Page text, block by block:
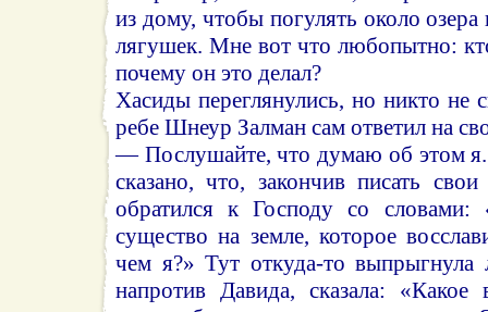
из дому, чтобы погулять около озера
лягушек. Мне вот что любопытно:
почему он это делал?
Хасиды переглянулись, но никто не
ребе Шнеур Залман сам ответил на
— Послушайте, что думаю об этом
сказано, что, закончив писать
обратился к Господу со
существо на земле, которое
чем я?» Тут откуда-то выпрыгнула
напротив Давида, сказала: «Какое